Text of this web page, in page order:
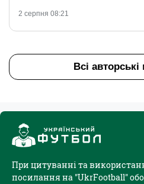
2 серпня 08:21
Всі
При цитуванні та
посилання на "UkrFootball"